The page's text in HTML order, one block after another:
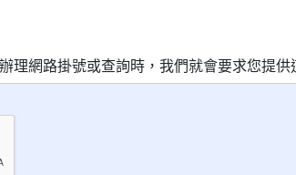
網路掛號或查詢時，我們就會要求您提供
閱讀的網頁、來自的IP位址及網域名稱，作
身分資料，主要供本網站內部參考，作為